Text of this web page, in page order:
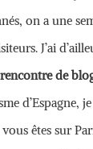
on a une
J’ai
de
d’Espagne,
êtes sur